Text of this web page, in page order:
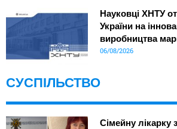
Науковці ХНТУ
України на
виробництва
06/08/2026
СУСПІЛЬСТВО
Сімейну лікарку